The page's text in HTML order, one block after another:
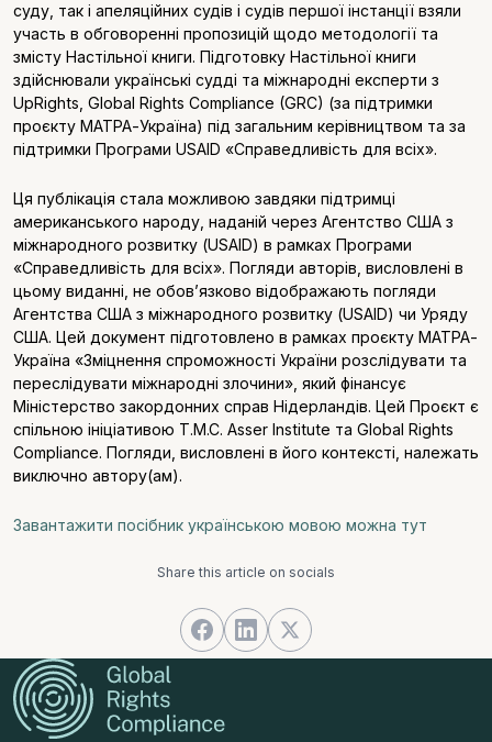
cуду, так і апеляційних судів і судів першої інстанції взяли
участь в обговоренні пропозицій щодо методології та
змісту Настільної книги. Підготовку Настільної книги
здійснювали українські судді та міжнародні експерти з
UpRights, Global Rights Compliance (GRC) (за підтримки
проєкту МАТРА-Україна) під загальним керівництвом та за
підтримки Програми USAID «Справедливість для всіх».
Ця публікація стала можливою завдяки підтримці
американського народу, наданій через Агентство США з
міжнародного розвитку (USAID) в рамках Програми
«Справедливість для всіх». Погляди авторів, висловлені в
цьому виданні, не обов’язково відображають погляди
Агентства США з міжнародного розвитку (USAID) чи Уряду
США. Цей документ підготовлено в рамках проєкту МАТРА-
Україна «Зміцнення спроможності України розслідувати та
переслідувати міжнародні злочини», який фінансує
Міністерство закордонних справ Нідерландів. Цей Проєкт є
спільною ініціативою T.M.C. Asser Institute та Global Rights
Compliance. Погляди, висловлені в його контексті, належать
виключно автору(ам).
Завантажити посібник українською мовою можна тут
Share this article on socials